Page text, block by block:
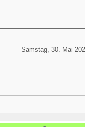
Samstag, 30. Mai